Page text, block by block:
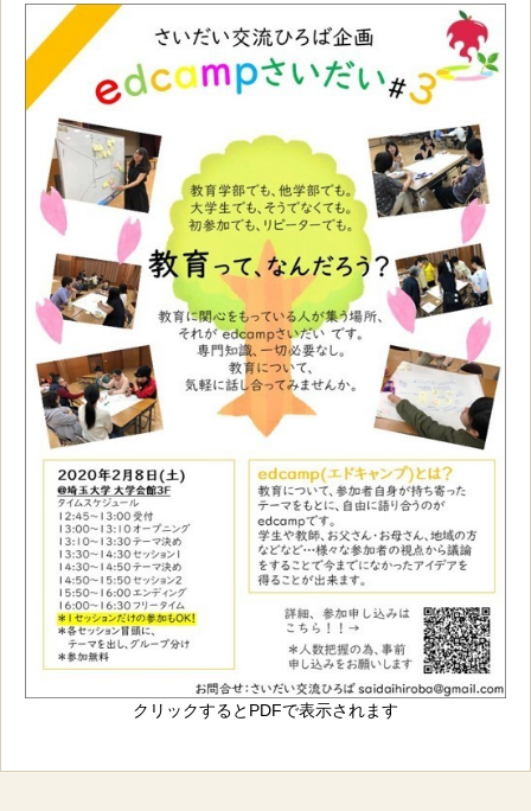
クリックするとPDFで表示されます